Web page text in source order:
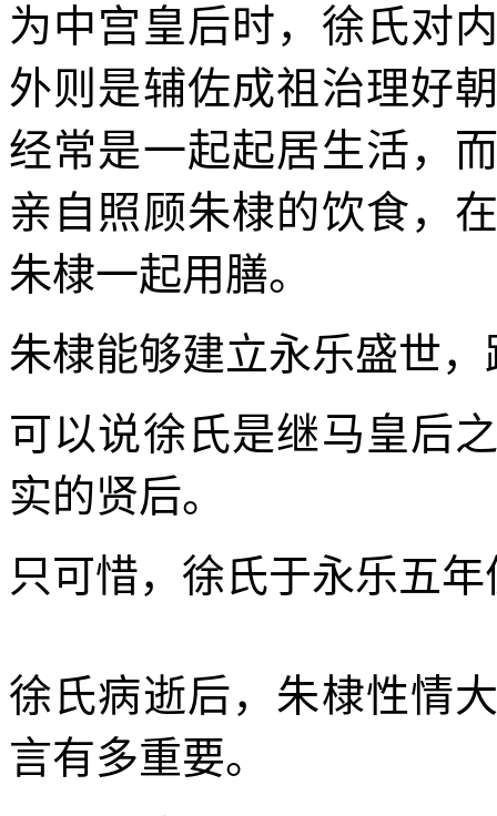
为中宫皇后时，徐氏对
外则是辅佐成祖治理好
经常是一起起居生活，
亲自照顾朱棣的饮食，
朱棣一起用膳。
朱棣能够建立永乐盛世
可以说徐氏是继马皇后
实的贤后。
只可惜，徐氏于永乐五
徐氏病逝后，朱棣性情
言有多重要。